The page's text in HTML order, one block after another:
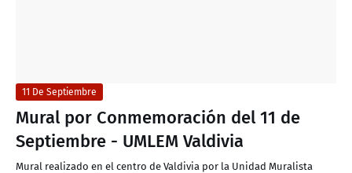
11 De Septiembre
Mural por Conmemoración del 11 de
Septiembre - UMLEM Valdivia
Mural realizado en el centro de Valdivia por la Unidad Muralista